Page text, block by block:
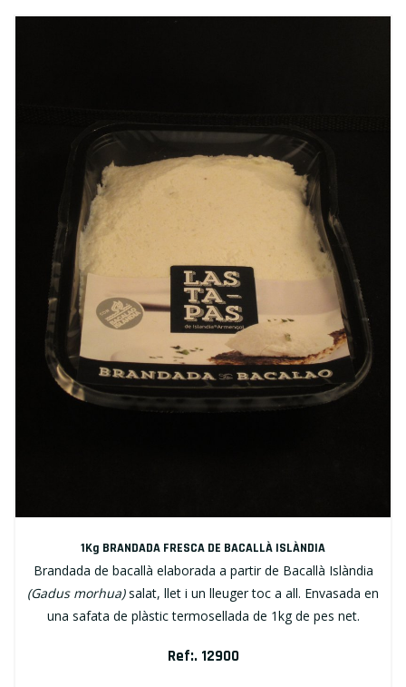
1Kg BRANDADA FRESCA DE BACALLÀ ISLÀNDIA
Brandada de bacallà elaborada a partir de Bacallà Islàndia
(Gadus morhua)salat, llet i un lleuger toc a all. Envasada en
una safata de plàstic termosellada de 1kg de pes net.
Ref:. 12900